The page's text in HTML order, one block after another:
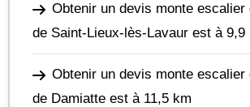
Obtenir un devis monte escalier
de Saint-Lieux-lès-Lavaur est à 9,9
Obtenir un devis monte escalier
de Damiatte est à 11,5 km